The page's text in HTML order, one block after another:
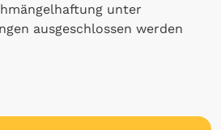
unter
ausgeschlossen werden